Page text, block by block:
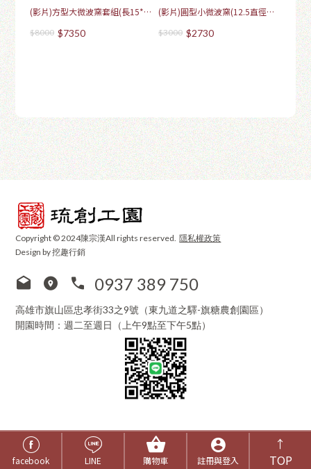
facebook LINE 購物車 註冊與登入
↑
TOP
(影片)方型大微波窯套組(長15*寬
$8000 $7350
(影片)圓型小微波窯(12.5直徑
$3000 $2730
Copyright © 2024陳宗漢All rights reserved.隱私權政策
Design by 挖趣行銷
0937 389 750
高雄市旗山區忠孝街33之9號（東九道之驛-旗糖農創園區）
開園時間：週二至週日（上午9點至下午5點）